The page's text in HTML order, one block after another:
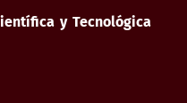
y Tecnológica